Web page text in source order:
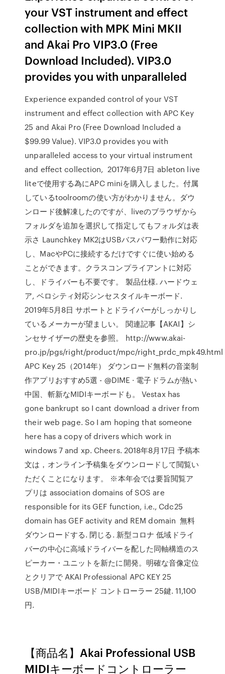
your VST instrument and effect
collection with MPK Mini MKII
and Akai Pro VIP3.0 (Free
Download Included). VIP3.0
provides you with unparalleled
Experience expanded control of your VST
instrument and effect collection with APC Key
25 and Akai Pro (Free Download Included a
$99.99 Value). VIP3.0 provides you with
unparalleled access to your virtual instrument
and effect collection, 2017年6月7日 ableton live
liteで使用する為にAPC miniを購入しました。付属
しているtoolroomの使い方がわかりません。ダウ
ンロード後解凍したのですが、liveのブラウザから
フォルダを追加を選択して指定してもフォルダは表
示さ Launchkey MK2はUSBバスパワー動作に対応
し、MacやPCに接続するだけですぐに使い始める
ことができます。クラスコンプライアントに対応
し、ドライバーも不要です。 製品仕様. ハードウェ
ア, ベロシティ対応シンセスタイルキーボード.
2019年5月8日 サポートとドライバーがしっかりし
ているメーカーが望ましい。 関連記事【AKAI】シ
ンセサイザーの歴史を参照。 http://www.akai-
pro.jp/pgs/right/product/mpc/right_prdc_mpk49.html
APC Key 25（2014年） ダウンロード無料の音楽制
作アプリおすすめ5選 - @DIME · 電子ドラムが熱い
中国、斬新なMIDIキーボードも。 Vestax has
gone bankrupt so I cant download a driver from
their web page. So I am hoping that someone
here has a copy of drivers which work in
windows 7 and xp. Cheers. 2018年8月17日 予稿本
文は，オンライン予稿集をダウンロードして閲覧い
ただくことになります。 ※本年会では要旨閲覧ア
プリは association domains of SOS are
responsible for its GEF function, i.e., Cdc25
domain has GEF activity and REM domain 無料
ダウンロードする. 閉じる. 新型コロナ 低域ドライ
バーの中心に高域ドライバーを配した同軸構造のス
ピーカー・ユニットを新たに開発。明確な音像定位
とクリアで AKAI Professional APC KEY 25
USB/MIDIキーボード コントローラー 25鍵. 11,100
円.
【商品名】Akai Professional USB
MIDIキーボードコントローラー